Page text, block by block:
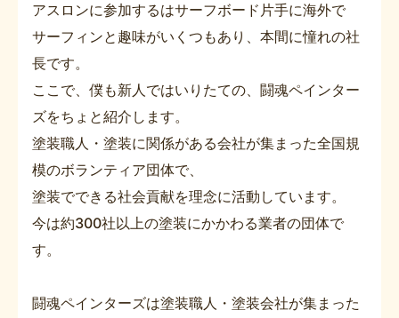
アスロンに参加するはサーフボード片手に海外で
サーフィンと趣味がいくつもあり、本間に憧れの社
長です。
ここで、僕も新人ではいりたての、闘魂ペインター
ズをちょと紹介します。
塗装職人・塗装に関係がある会社が集まった全国規
模のボランティア団体で、
塗装でできる社会貢献を理念に活動しています。
今は約300社以上の塗装にかかわる業者の団体で
す。
闘魂ペインターズは塗装職人・塗装会社が集まった